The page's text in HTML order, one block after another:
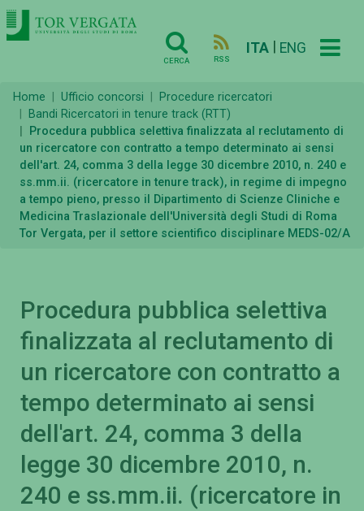
CERCA RSS
ITA ENG
Home Ufficio concorsi
Procedure ricercatori
Bandi Ricercatori in tenure track (RTT)
Procedura pubblica selettiva finalizzata al reclutamento di
un ricercatore con contratto a tempo determinato ai sensi
dell'art. 24, comma 3 della legge 30 dicembre 2010, n. 240 e
ss.mm.ii. (ricercatore in tenure track), in regime di impegno
a tempo pieno, presso il Dipartimento di Scienze Cliniche e
Medicina Traslazionale dell'Università degli Studi di Roma
Tor Vergata, per il settore scientifico disciplinare MEDS-02/A
Procedura pubblica selettiva
finalizzata al reclutamento di
un ricercatore con contratto a
tempo determinato ai sensi
dell'art. 24, comma 3 della
legge 30 dicembre 2010, n.
240 e ss.mm.ii. (ricercatore in